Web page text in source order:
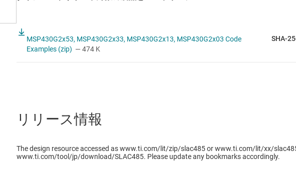
MSP430G2x53, MSP430G2x33, MSP430G2x13, MSP430G2x03 Code
Examples (zip) — 474 K
SHA-
リリース情報
The design resource accessed as www.ti.com/lit/zip/slac485 or www.ti.com/lit/xx/
www.ti.com/tool/jp/download/SLAC485. Please update any bookmarks accordingly.